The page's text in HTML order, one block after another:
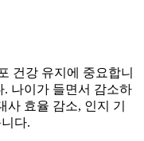
건강 유지에 중요합니
나이가 들면서 감소하
효율 감소, 인지 기
다.